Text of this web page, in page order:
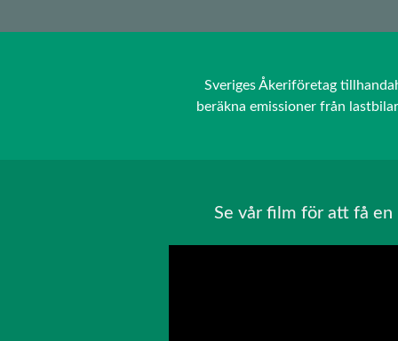
Sveriges Åkeriföretag
beräkna emissioner från
Se vår film för att få